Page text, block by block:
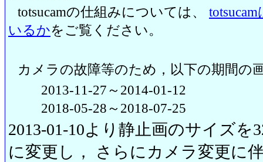
totsucamの仕組みについては、
いるかをご覧ください。
カメラの故障等のため，以下の期間の
2013-11-27～2014-01-12
2018-05-28～2018-07-25
2013-01-10より静止画のサイズを
に変更し， さらにカメラ変更に